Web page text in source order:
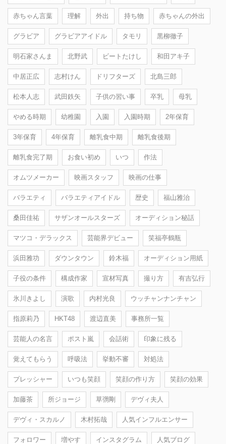
赤ちゃん言葉 理解 外出 持ち物 赤ちゃんの外出
グラビア グラビアアイドル タモリ 黒柳徹子
明石家さんま 北野武 ビートたけし 和田アキ子
中居正広 志村けん ドリフターズ 北島三郎
松本人志 武田鉄矢 子供の習い事 卒乳 母乳
やめる時期 幼稚園 入園 入園時期 2年保育
3年保育 4年保育 離乳食中期 離乳食後期
離乳食完了期 お食い初め いつ 作法
オムツメーカー 映画スタッフ 映画の仕事
バラエティ バラエティアイドル 歴史 福山雅治
桑田佳祐 サザンオールスターズ オーディション秘話
マツコ・デラックス 芸能界デビュー 笑福亭鶴瓶
浜田雅功 ダウンタウン 鈴木福 オーディション用紙
子役の条件 構成作家 宣材写真 撮り方 有吉弘行
氷川きよし 演歌 内村光良 ウッチャンナンチャン
指原莉乃 HKT48 渡辺直美 事務所一覧
芸能人の名言 ポスト嵐 会話術 印象に残る
覚えてもらう 呼吸法 挙動不審 対処法
プレッシャー いつも笑顔 笑顔の作り方 笑顔の効果
加藤茶 所ジョージ 草彅剛 デヴィ夫人
デヴィ・スカルノ 木村拓哉 人気インフルエンサー
フォロワー 増やす インスタグラム 人気ブログ